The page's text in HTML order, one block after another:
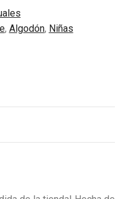
, Algodón, Niñas